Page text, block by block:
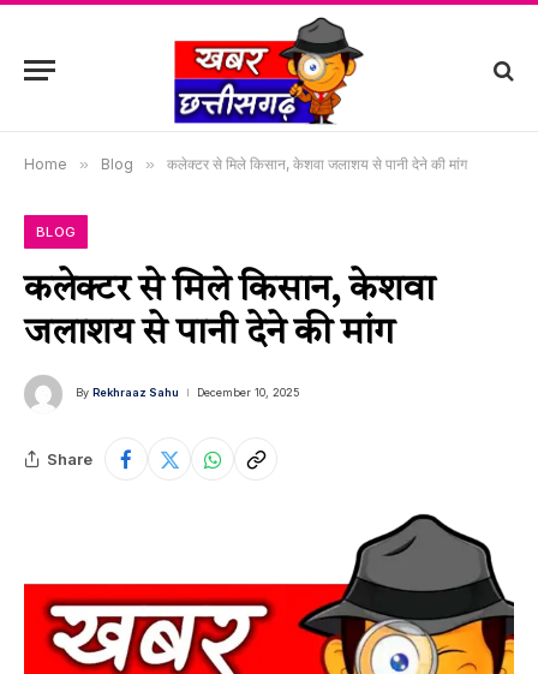
Home » Blog » कलेक्टर से मिले किसान, केशवा जलाशय से पानी देने की मांग
BLOG
कलेक्टर से मिले किसान, केशवा
जलाशय से पानी देने की मांग
By Rekhraaz Sahu December 10, 2025
Share